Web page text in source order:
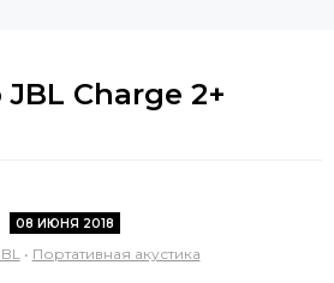
Charge 2+
08 ИЮНЯ 2018
• Портативная акустика